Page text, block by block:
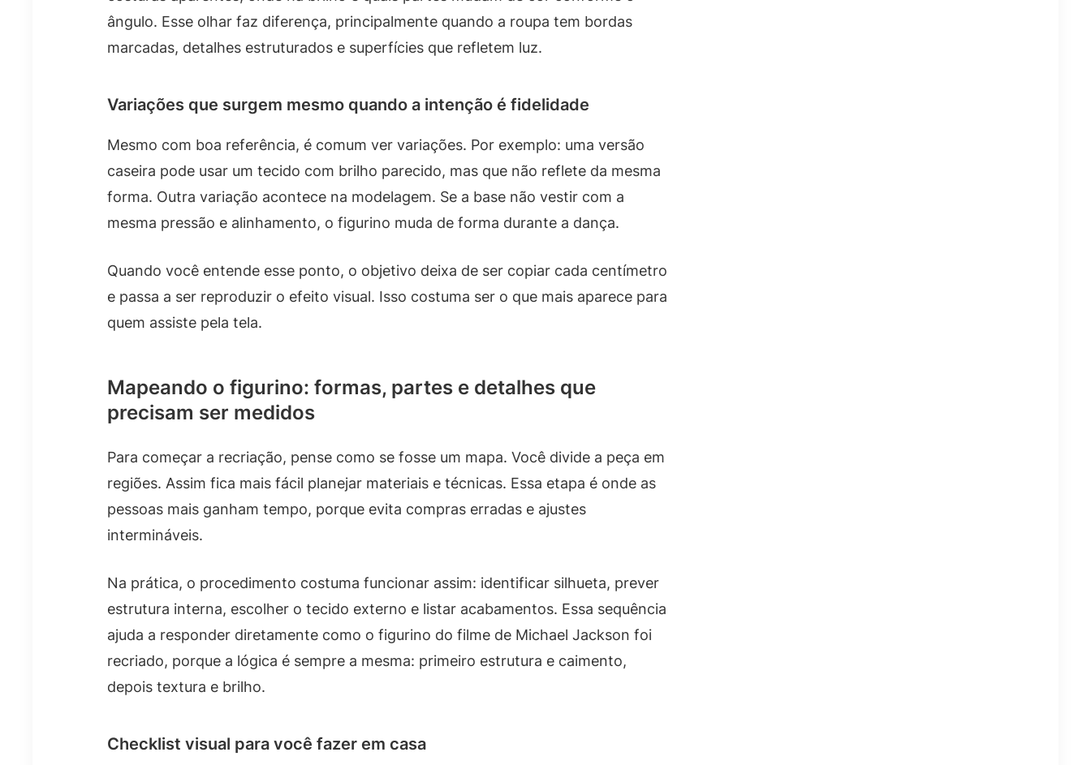
ângulo. Esse olhar faz diferença, principalmente quando a roupa tem bordas
marcadas, detalhes estruturados e superfícies que refletem luz.
Variações que surgem mesmo quando a intenção é fidelidade
Mesmo com boa referência, é comum ver variações. Por exemplo: uma versão
caseira pode usar um tecido com brilho parecido, mas que não reflete da mesma
forma. Outra variação acontece na modelagem. Se a base não vestir com a
mesma pressão e alinhamento, o figurino muda de forma durante a dança.
Quando você entende esse ponto, o objetivo deixa de ser copiar cada centímetro
e passa a ser reproduzir o efeito visual. Isso costuma ser o que mais aparece para
quem assiste pela tela.
Mapeando o figurino: formas, partes e detalhes que
precisam ser medidos
Para começar a recriação, pense como se fosse um mapa. Você divide a peça em
regiões. Assim fica mais fácil planejar materiais e técnicas. Essa etapa é onde as
pessoas mais ganham tempo, porque evita compras erradas e ajustes
intermináveis.
Na prática, o procedimento costuma funcionar assim: identificar silhueta, prever
estrutura interna, escolher o tecido externo e listar acabamentos. Essa sequência
ajuda a responder diretamente como o figurino do filme de Michael Jackson foi
recriado, porque a lógica é sempre a mesma: primeiro estrutura e caimento,
depois textura e brilho.
Checklist visual para você fazer em casa